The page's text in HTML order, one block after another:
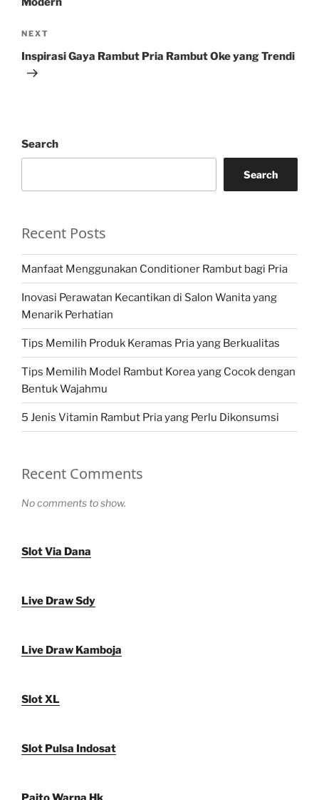
Next
Post
NEXT
Inspirasi Gaya Rambut Pria Rambut Oke yang Trendi
Search
Search
Recent Posts
Manfaat Menggunakan Conditioner Rambut bagi Pria
Inovasi Perawatan Kecantikan di Salon Wanita yang
Menarik Perhatian
Tips Memilih Produk Keramas Pria yang Berkualitas
Tips Memilih Model Rambut Korea yang Cocok dengan
Bentuk Wajahmu
5 Jenis Vitamin Rambut Pria yang Perlu Dikonsumsi
Recent Comments
No comments to show.
Slot Via Dana
Live Draw Sdy
Live Draw Kamboja
Slot XL
Slot Pulsa Indosat